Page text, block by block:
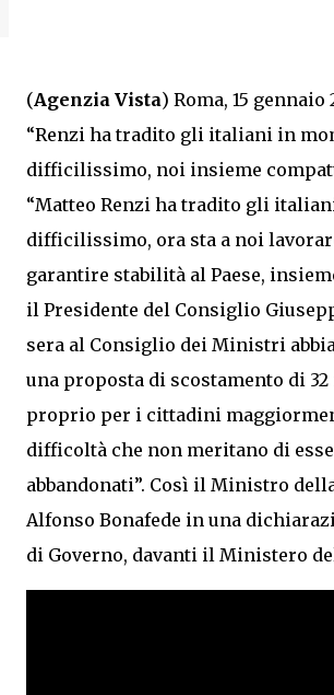
(Agenzia Vista) Roma, 15 gennaio
“Renzi ha tradito gli italiani in
difficilissimo, noi insieme
“Matteo Renzi ha tradito gli
difficilissimo, ora sta a noi
garantire stabilità al Paese,
il Presidente del Consiglio
sera al Consiglio dei Ministri
una proposta di scostamento di
proprio per i cittadini
difficoltà che non meritano di
abbandonati”. Così il Ministro
Alfonso Bonafede in una
di Governo, davanti il Ministero